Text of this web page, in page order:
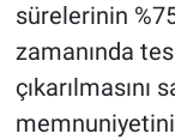
sürelerinin
zamanında
memnuniyetini